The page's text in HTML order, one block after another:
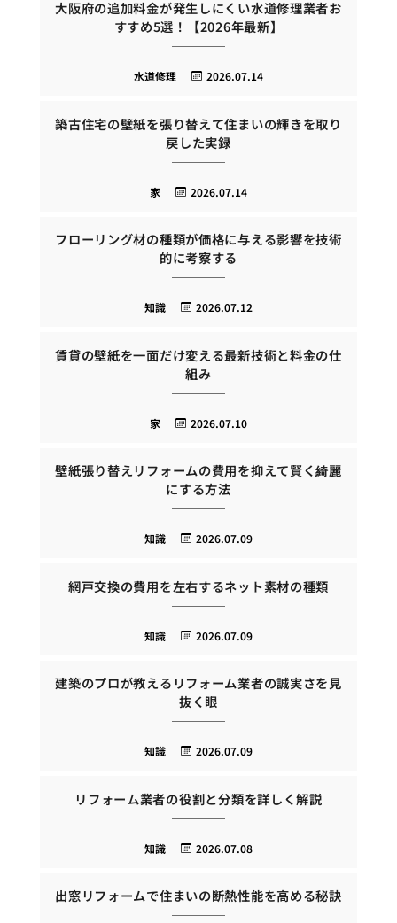
大阪府の追加料金が発生しにくい水道修理業者お
すすめ5選！【2026年最新】
2026.07.14
水道修理
築古住宅の壁紙を張り替えて住まいの輝きを取り
戻した実録
2026.07.14
家
フローリング材の種類が価格に与える影響を技術
的に考察する
2026.07.12
知識
賃貸の壁紙を一面だけ変える最新技術と料金の仕
組み
2026.07.10
家
壁紙張り替えリフォームの費用を抑えて賢く綺麗
にする方法
2026.07.09
知識
網戸交換の費用を左右するネット素材の種類
2026.07.09
知識
建築のプロが教えるリフォーム業者の誠実さを見
抜く眼
2026.07.09
知識
リフォーム業者の役割と分類を詳しく解説
2026.07.08
知識
出窓リフォームで住まいの断熱性能を高める秘訣